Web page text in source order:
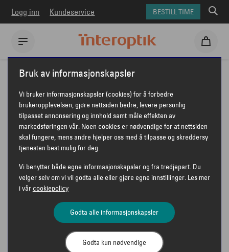
Logg inn Kundeservice BESTILL TIME
Interoptik Briller
Emporio Armani briller
Emporio Armani Kids EK3003
EMPORIO ARMANI KIDS EK3003
Bruk av informasjonskapsler
Vi bruker informasjonskapsler (cookies) for å forbedre
brukeropplevelsen, gjøre nettsiden bedre, levere personlig
tilpasset annonsering og innhold samt måle effekten av
markedsføringen vår. Noen cookies er nødvendige for at nettsiden
skal fungere, mens andre hjelper oss med å tilpasse og skreddersy
tjenesten best mulig for deg.
Vi benytter både egne informasjonskapsler og fra tredjepart. Du
velger selv om vi vil godta alle eller gjøre egne innstillinger. Les mer
i vår cookiepolicy
Godta alle informasjonskapsler
Godta kun nødvendige